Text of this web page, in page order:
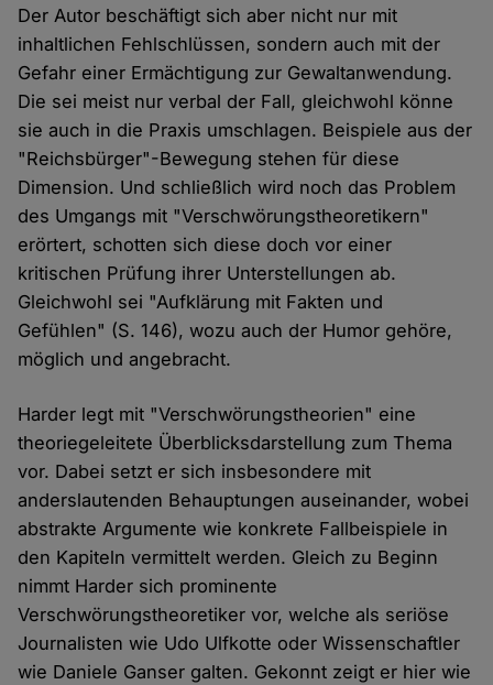
Der Autor beschäftigt sich aber nicht nur mit
inhaltlichen Fehlschlüssen, sondern auch mit der
Gefahr einer Ermächtigung zur Gewaltanwendung.
Die sei meist nur verbal der Fall, gleichwohl könne
sie auch in die Praxis umschlagen. Beispiele aus der
"Reichsbürger"-Bewegung stehen für diese
Dimension. Und schließlich wird noch das Problem
des Umgangs mit "Verschwörungstheoretikern"
erörtert, schotten sich diese doch vor einer
kritischen Prüfung ihrer Unterstellungen ab.
Gleichwohl sei "Aufklärung mit Fakten und
Gefühlen" (S. 146), wozu auch der Humor gehöre,
möglich und angebracht.
Harder legt mit "Verschwörungstheorien" eine
theoriegeleitete Überblicksdarstellung zum Thema
vor. Dabei setzt er sich insbesondere mit
anderslautenden Behauptungen auseinander, wobei
abstrakte Argumente wie konkrete Fallbeispiele in
den Kapiteln vermittelt werden. Gleich zu Beginn
nimmt Harder sich prominente
Verschwörungstheoretiker vor, welche als seriöse
Journalisten wie Udo Ulfkotte oder Wissenschaftler
wie Daniele Ganser galten. Gekonnt zeigt er hier wie